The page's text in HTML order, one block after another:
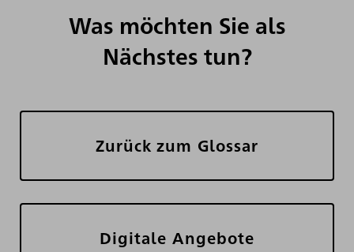
Was möchten Sie als
Nächstes tun?
Zurück zum Glossar
Digitale Angebote